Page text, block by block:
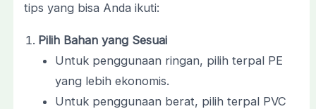
tips yang bisa Anda ikuti:
Pilih Bahan yang Sesuai
Untuk penggunaan ringan, pilih terpal PE
yang lebih ekonomis.
Untuk penggunaan berat, pilih terpal PVC